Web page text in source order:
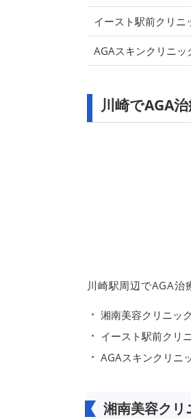
イースト駅前クリニ
AGAスキンクリニッ
川崎でAGA
川崎駅周辺でAGA治
湘南美容クリニック
イースト駅前クリ
AGAスキンクリニ
湘南美容クリ